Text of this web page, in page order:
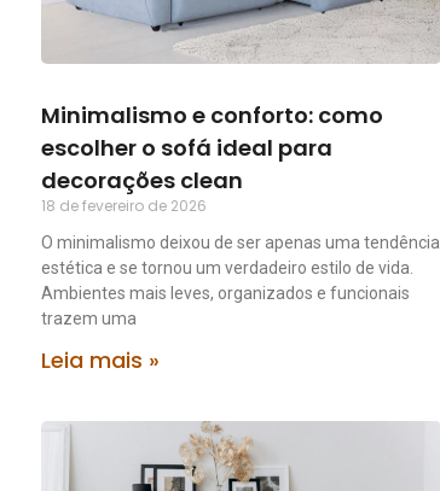
Minimalismo e conforto: como
escolher o sofá ideal para
decorações clean
18 de fevereiro de 2026
O minimalismo deixou de ser apenas uma tendência
estética e se tornou um verdadeiro estilo de vida.
Ambientes mais leves, organizados e funcionais
trazem uma
Leia mais »